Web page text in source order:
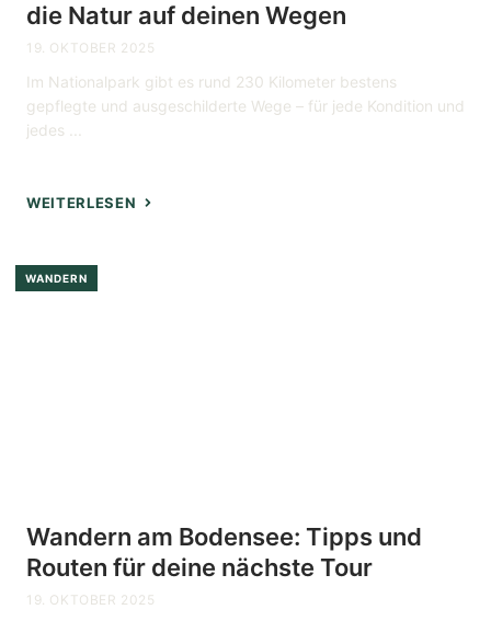
die Natur auf deinen Wegen
19. OKTOBER 2025
Im Nationalpark gibt es rund 230 Kilometer bestens
gepflegte und ausgeschilderte Wege – für jede Kondition und
jedes ...
WEITERLESEN
WANDERN
Wandern am Bodensee: Tipps und
Routen für deine nächste Tour
19. OKTOBER 2025